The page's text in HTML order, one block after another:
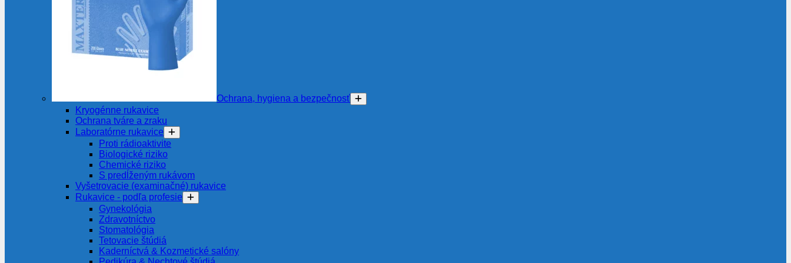
Ochrana, hygiena a bezpečnosť
Kryogénne rukavice
Ochrana tváre a zraku
Laboratórne rukavice
Proti rádioaktivite
Biologické riziko
Chemické riziko
S predĺženým rukávom
Vyšetrovacie (examinačné) rukavice
Rukavice - podľa profesie
Gynekológia
Zdravotníctvo
Stomatológia
Tetovacie štúdiá
Kaderníctvá & Kozmetické salóny